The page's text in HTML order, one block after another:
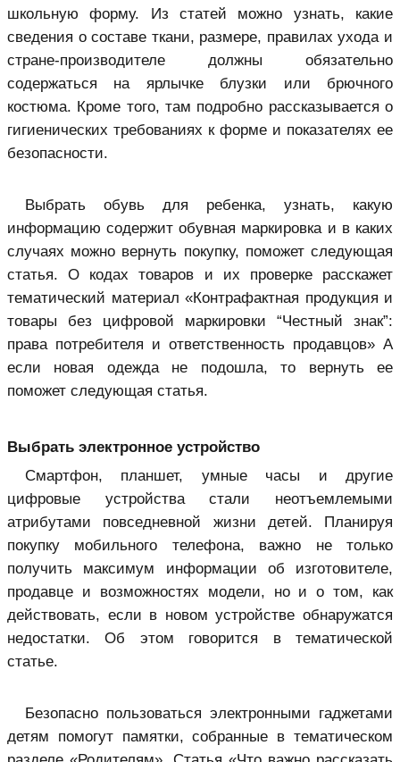
школьную форму. Из статей можно узнать, какие
сведения о составе ткани, размере, правилах ухода и
стране-производителе должны обязательно
содержаться на ярлычке блузки или брючного
костюма. Кроме того, там подробно рассказывается о
гигиенических требованиях к форме и показателях ее
безопасности.
Выбрать обувь для ребенка, узнать, какую
информацию содержит обувная маркировка и в каких
случаях можно вернуть покупку, поможет следующая
статья. О кодах товаров и их проверке расскажет
тематический материал «Контрафактная продукция и
товары без цифровой маркировки “Честный знак”:
права потребителя и ответственность продавцов» А
если новая одежда не подошла, то вернуть ее
поможет следующая статья.
Выбрать электронное устройство
Смартфон, планшет, умные часы и другие
цифровые устройства стали неотъемлемыми
атрибутами повседневной жизни детей. Планируя
покупку мобильного телефона, важно не только
получить максимум информации об изготовителе,
продавце и возможностях модели, но и о том, как
действовать, если в новом устройстве обнаружатся
недостатки. Об этом говорится в тематической
статье.
Безопасно пользоваться электронными гаджетами
детям помогут памятки, собранные в тематическом